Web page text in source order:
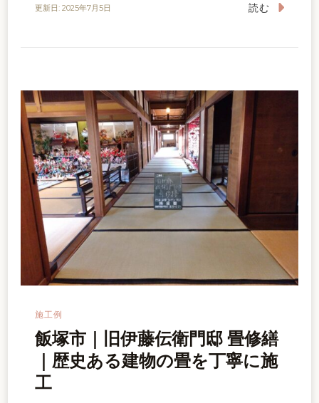
更新日: 2025年7月5日 読む
施工例
飯塚市｜旧伊藤伝衛門邸 畳修繕
｜歴史ある建物の畳を丁寧に施
工